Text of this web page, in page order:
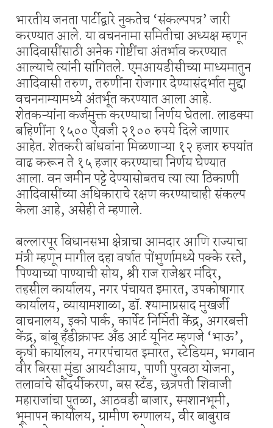
भारतीय जनता पार्टीद्वारे नुकतेच ‘संकल्पपत्र’ जारी
करण्यात आले. या वचननामा समितीचा अध्यक्ष म्हणून
आदिवासींसाठी अनेक गोष्टींचा अंतर्भाव करण्यात
आल्याचे त्यांनी सांगितले. एमआयडीसीच्या माध्यमातुन
आदिवासी तरुण, तरुणींना रोजगार देण्यासंदर्भात मुद्दा
वचननाम्यामध्ये अंतर्भूत करण्यात आला आहे.
शेतकऱ्यांना कर्जमुक्त करण्याचा निर्णय घेतला. लाडक्या
बहिणींना १५०० ऐवजी २१०० रुपये दिले जाणार
आहेत. शेतकरी बांधवांना मिळणाऱ्या १२ हजार रुपयांत
वाढ करून ते १५ हजार करण्याचा निर्णय घेण्यात
आला. वन जमीन पट्टे देण्यासोबतच त्या त्या ठिकाणी
आदिवासींच्या अधिकाराचे रक्षण करण्याचाही संकल्प
केला आहे, असेही ते म्हणाले.
बल्लारपूर विधानसभा क्षेत्राचा आमदार आणि राज्याचा
मंत्री म्हणून मागील दहा वर्षात पोंभुर्णामध्ये पक्के रस्ते,
पिण्याच्या पाण्याची सोय, श्री राज राजेश्वर मंदिर,
तहसील कार्यालय, नगर पंचायत इमारत, उपकोषागार
कार्यालय, व्यायामशाळा, डॉ. श्यामाप्रसाद मुखर्जी
वाचनालय, इको पार्क, कार्पेट निर्मिती केंद्र, अगरबत्ती
केंद्र, बांबू हँडीक्राफ्ट अँड आर्ट यूनिट म्हणजे ‘भाऊ’,
कृषी कार्यालय, नगरपंचायत इमारत, स्टेडियम, भगवान
वीर बिरसा मुंडा आयटीआय, पाणी पुरवठा योजना,
तलावांचे सौंदर्यीकरण, बस स्टँड, छत्रपती शिवाजी
महाराजांचा पुतळा, आठवडी बाजार, स्मशानभूमी,
भूमापन कार्यालय, ग्रामीण रुग्णालय, वीर बाबुराव